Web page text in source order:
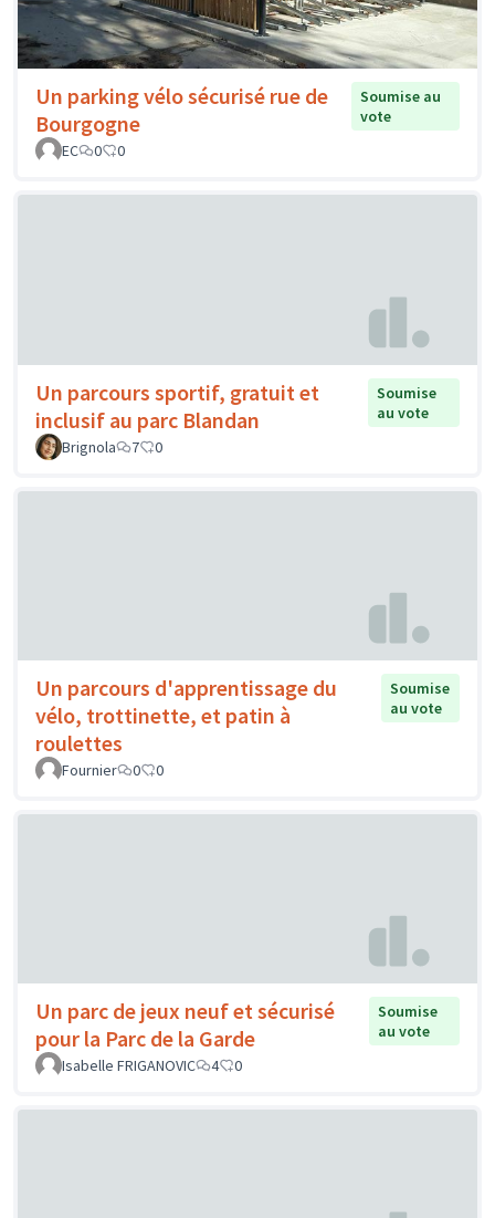
Un parking vélo sécurisé rue de
Bourgogne
Soumise au
vote
EC
0 0
Un parcours sportif, gratuit et
inclusif au parc Blandan
Soumise
au vote
Brignola
7 0
Un parcours d'apprentissage du
vélo, trottinette, et patin à
roulettes
Soumise
au vote
Fournier 0 0
Un parc de jeux neuf et sécurisé
pour la Parc de la Garde
Soumise
au vote
Isabelle FRIGANOVIC
4 0